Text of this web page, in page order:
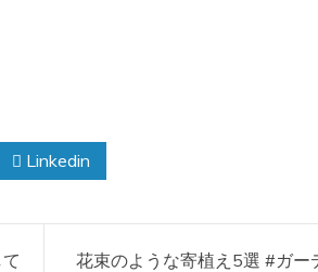
Linkedin
花束のような寄植え5選 #ガ